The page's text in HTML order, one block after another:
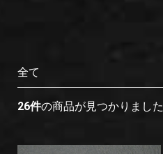
全て
26件の商品が見つかりました